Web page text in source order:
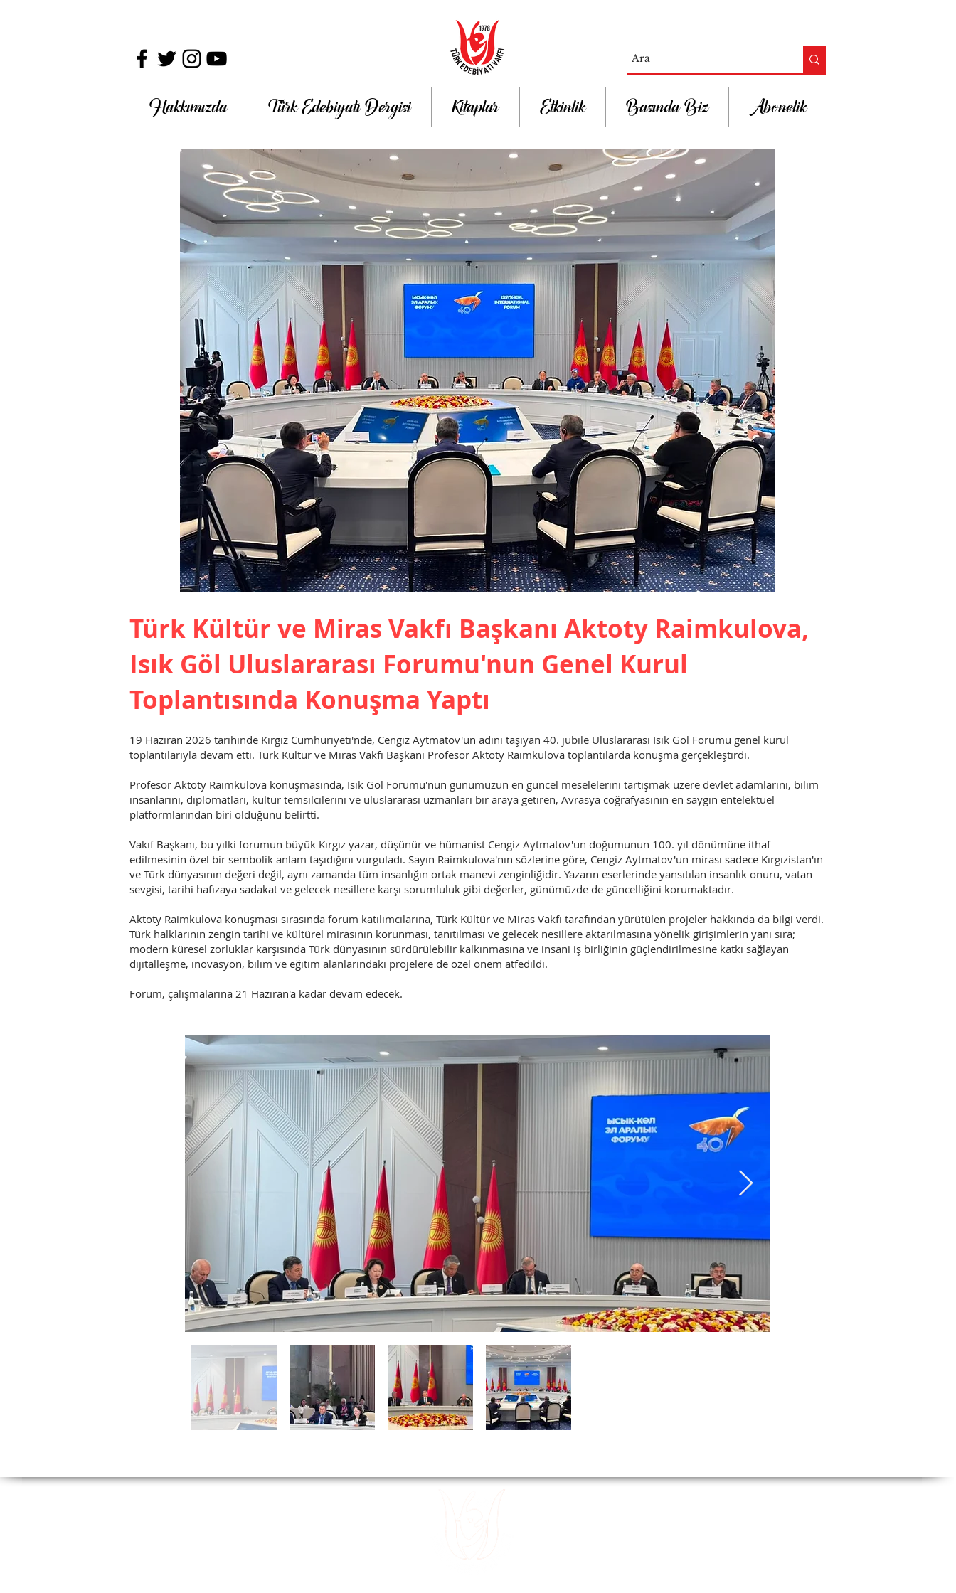
Hakkımızda Türk Edebiyatı Dergisi Kitaplar Etkinlik Basında Biz Abonelik
Türk Kültür ve Miras Vakfı Başkanı Aktoty Raimkulova,
Isık Göl Uluslararası Forumu'nun Genel Kurul
Toplantısında Konuşma Yaptı
19 Haziran 2026 tarihinde Kırgız Cumhuriyeti'nde, Cengiz Aytmatov'un adını taşıyan 40. jübile Uluslararası Isık Göl Forumu genel kurul
toplantılarıyla devam etti. Türk Kültür ve Miras Vakfı Başkanı Profesör Aktoty Raimkulova toplantılarda konuşma gerçekleştirdi.
Profesör Aktoty Raimkulova konuşmasında, Isık Göl Forumu'nun günümüzün en güncel meselelerini tartışmak üzere devlet adamlarını, bilim
insanlarını, diplomatları, kültür temsilcilerini ve uluslararası uzmanları bir araya getiren, Avrasya coğrafyasının en saygın entelektüel
platformlarından biri olduğunu belirtti.
Vakıf Başkanı, bu yılki forumun büyük Kırgız yazar, düşünür ve hümanist Cengiz Aytmatov'un doğumunun 100. yıl dönümüne ithaf
edilmesinin özel bir sembolik anlam taşıdığını vurguladı. Sayın Raimkulova'nın sözlerine göre, Cengiz Aytmatov'un mirası sadece Kırgızistan'ın
ve Türk dünyasının değeri değil, aynı zamanda tüm insanlığın ortak manevi zenginliğidir. Yazarın eserlerinde yansıtılan insanlık onuru, vatan
sevgisi, tarihi hafızaya sadakat ve gelecek nesillere karşı sorumluluk gibi değerler, günümüzde de güncelliğini korumaktadır.
Aktoty Raimkulova konuşması sırasında forum katılımcılarına, Türk Kültür ve Miras Vakfı tarafından yürütülen projeler hakkında da bilgi verdi.
Türk halklarının zengin tarihi ve kültürel mirasının korunması, tanıtılması ve gelecek nesillere aktarılmasına yönelik girişimlerin yanı sıra;
modern küresel zorluklar karşısında Türk dünyasının sürdürülebilir kalkınmasına ve insani iş birliğinin güçlendirilmesine katkı sağlayan
dijitalleşme, inovasyon, bilim ve eğitim alanlarındaki projelere de özel önem atfedildi.
Forum, çalışmalarına 21 Haziran'a kadar devam edecek.